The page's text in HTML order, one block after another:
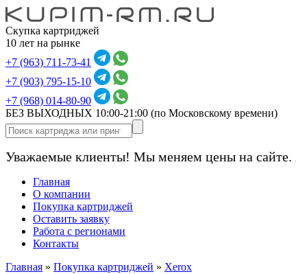
Скупка картриджей
10 лет на рынке
+7 (963) 711-73-41
+7 (903) 795-15-10
+7 (968) 014-80-90
БЕЗ ВЫХОДНЫХ 10:00-21:00 (по Московскому времени)
Уважаемые клиенты! Мы меняем цены на сайте.
Главная
О компании
Покупка картриджей
Оставить заявку
Работа с регионами
Контакты
Главная » Покупка картриджей » Xerox